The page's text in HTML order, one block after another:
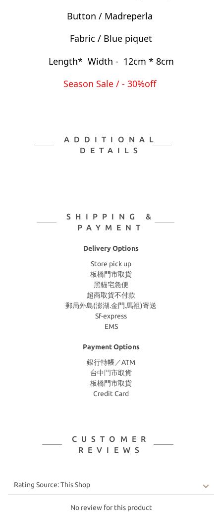
Button / Madreperla
Fabric / Blue piquet
Length* Width - 12cm * 8cm
Season Sale / - 30%off
ADDITIONAL
DETAILS
SHIPPING &
PAYMENT
Delivery Options
Store pick up
板橋門市取貨
黑貓宅急便
超商取貨不付款
郵局外島(澎湖.金門.馬祖)寄送
Sf-express
EMS
Payment Options
銀行轉帳／ATM
台中門市取貨
板橋門市取貨
Credit Card
CUSTOMER
REVIEWS
No review for this product